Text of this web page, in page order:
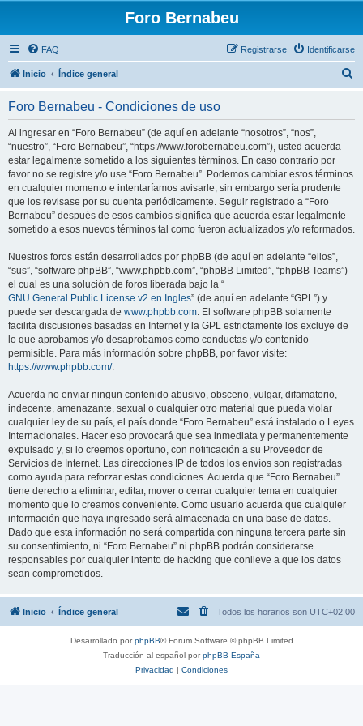
Foro Bernabeu
FAQ Identificarse
Registrarse
Inicio Índice general
Foro Bernabeu - Condiciones de uso
Al ingresar en “Foro Bernabeu” (de aquí en adelante “nosotros”, “nos”,
“nuestro”, “Foro Bernabeu”, “https://www.forobernabeu.com”), usted acuerda
estar legalmente sometido a los siguientes términos. En caso contrario por
favor no se registre y/o use “Foro Bernabeu”. Podemos cambiar estos términos
en cualquier momento e intentaríamos avisarle, sin embargo sería prudente
que los revisase por su cuenta periódicamente. Seguir registrado a “Foro
Bernabeu” después de esos cambios significa que acuerda estar legalmente
sometido a esos nuevos términos tal como fueron actualizados y/o reformados.
Nuestros foros están desarrollados por phpBB (de aquí en adelante “ellos”,
“sus”, “software phpBB”, “www.phpbb.com”, “phpBB Limited”, “phpBB Teams”)
el cual es una solución de foros liberada bajo la “
GNU General Public License v2 en Ingles” (de aquí en adelante “GPL”) y
puede ser descargada de www.phpbb.com. El software phpBB solamente
facilita discusiones basadas en Internet y la GPL estrictamente los excluye de
lo que aprobamos y/o desaprobamos como conductas y/o contenido
permisible. Para más información sobre phpBB, por favor visite:
https://www.phpbb.com/.
Acuerda no enviar ningun contenido abusivo, obsceno, vulgar, difamatorio,
indecente, amenazante, sexual o cualquier otro material que pueda violar
cualquier ley de su país, el país donde “Foro Bernabeu” está instalado o Leyes
Internacionales. Hacer eso provocará que sea inmediata y permanentemente
expulsado y, si lo creemos oportuno, con notificación a su Proveedor de
Servicios de Internet. Las direcciones IP de todos los envíos son registradas
como ayuda para reforzar estas condiciones. Acuerda que “Foro Bernabeu”
tiene derecho a eliminar, editar, mover o cerrar cualquier tema en cualquier
momento que lo creamos conveniente. Como usuario acuerda que cualquier
información que haya ingresado será almacenada en una base de datos.
Dado que esta información no será compartida con ninguna tercera parte sin
su consentimiento, ni “Foro Bernabeu” ni phpBB podrán considerarse
responsables por cualquier intento de hacking que conlleve a que los datos
sean comprometidos.
Inicio Índice general Todos los horarios son UTC+02:00
Desarrollado porphpBB® Forum Software © phpBB Limited
Traducción al español porphpBB España
Privacidad | Condiciones